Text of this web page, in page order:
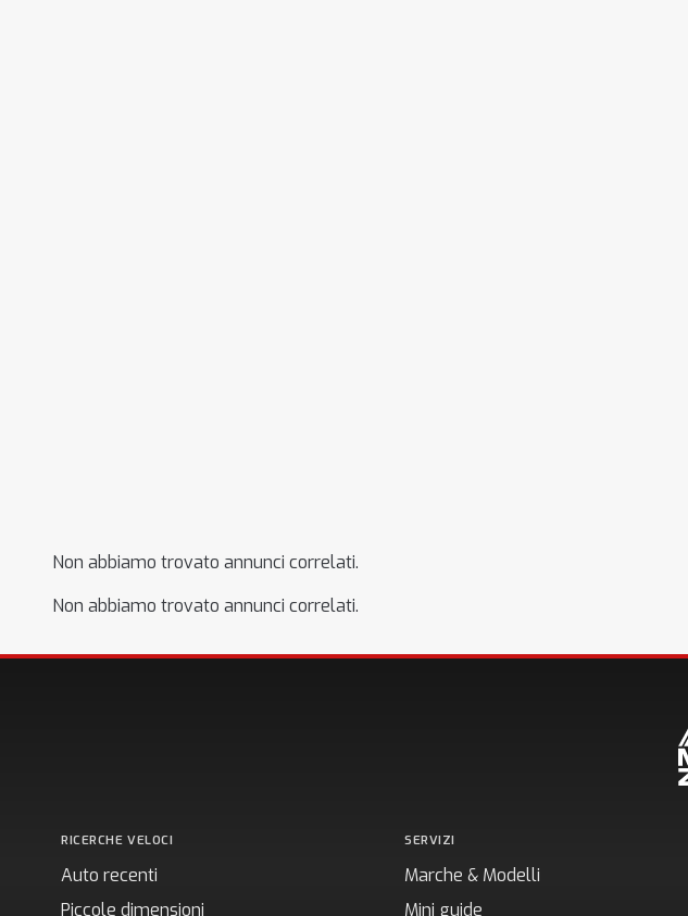
Non abbiamo trovato annunci correlati.
Non abbiamo trovato annunci correlati.
RICERCHE VELOCI
Auto recenti
Piccole dimensioni
SERVIZI
Marche & Modelli
Mini guide